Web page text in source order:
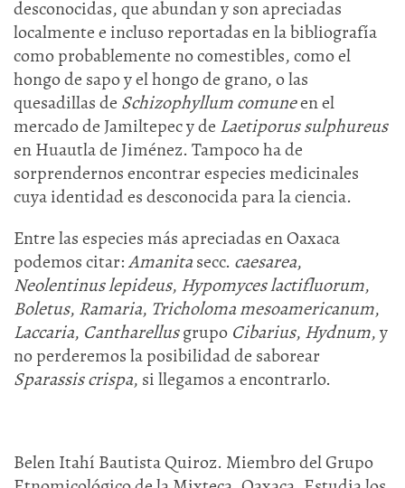
desconocidas, que abundan y son apreciadas
localmente e incluso reportadas en la bibliografía
como probablemente no comestibles, como el
hongo de sapo y el hongo de grano, o las
quesadillas de Schizophyllum comuneen el
mercado de Jamiltepec y de Laetiporus sulphureus
en Huautla de Jiménez. Tampoco ha de
sorprendernos encontrar especies medicinales
cuya identidad es desconocida para la ciencia.
Entre las especies más apreciadas en Oaxaca
podemos citar:Amanitasecc. caesarea,
Neolentinus lepideus, Hypomyces lactifluorum,
Boletus, Ramaria, Tricholoma mesoamericanum,
Laccaria, Cantharellusgrupo Cibarius, Hydnum, y
no perderemos la posibilidad de saborear
Sparassis crispa, si llegamos a encontrarlo.
Belen Itahí Bautista Quiroz. Miembro del Grupo